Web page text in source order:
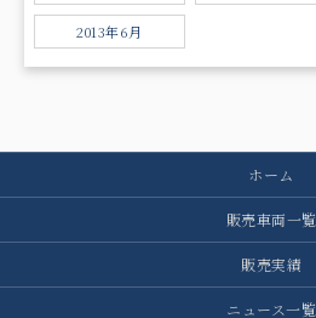
2013年6月
ホーム
販売車両一覧
販売実績
ニュース一覧